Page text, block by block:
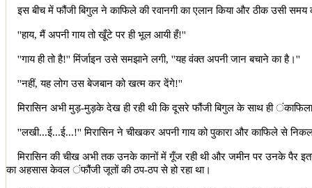
इस बीच में फौंजी बिगुल ने काफिले की रवानगी का एलान किया और ठीक उसी
''हाय,मैं अपनी गाय तो खूँटे पर ही भूल आयी हँ!''
''गाय ही तो है!''मिंर्जाइन उसे समझाने लगी, ''यह वंक्त अपनी जान बचाने का है।''
''नहीं,यह लोग उस बेजबान को खत्म कर देंगे!''
मिरासिन अभी मुड़-मुड़के देख ही रही थी कि दूसरे फौंजी बिगुल के साथ ही ंकाफिला
''लखी...ई...ई...!''मिरासिन ने चीखकर अपनी गाय को पुकारा और काफिले से
मिरासिन की चीख अभी तक उनके कानों में गूँज रही थी और जमीन पर उनके पैर
का अहसास केवल ंफौंजी जूतों की ठप-ठप से हो रहा था।